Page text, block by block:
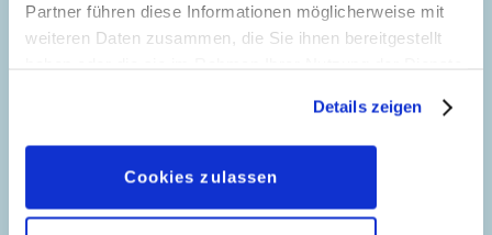
Partner führen diese Informationen möglicherweise mit
weiteren Daten zusammen, die Sie ihnen bereitgestellt
geben, können Sie diese jederzeit in der
Datenschutzerklärungwieder widerrufen.
Details zeigen
Cookies zulassen